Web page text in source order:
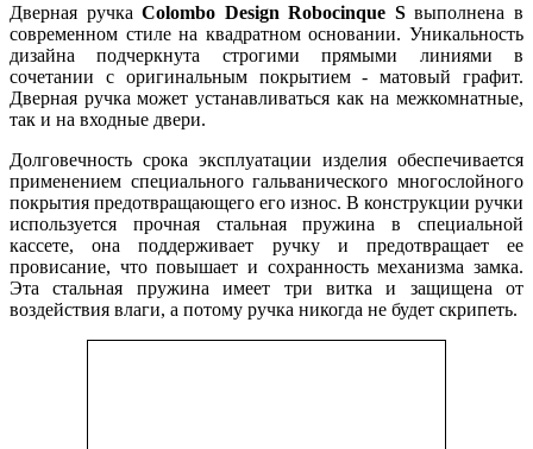
Дверная ручкаColombo Design Robocinque Sвыполнена в
современном стиле на квадратном основании. Уникальность
дизайна подчеркнута строгими прямыми линиями в
сочетании с оригинальным покрытием - матовый графит.
Дверная ручка может устанавливаться как на межкомнатные,
так и на входные двери.
Долговечность срока эксплуатации изделия обеспечивается
применением специального гальванического многослойного
покрытия предотвращающего его износ. В конструкции ручки
используется прочная стальная пружина в специальной
кассете, она поддерживает ручку и предотвращает ее
провисание, что повышает и сохранность механизма замка.
Эта стальная пружина имеет три витка и защищена от
воздействия влаги, а потому ручка никогда не будет скрипеть.